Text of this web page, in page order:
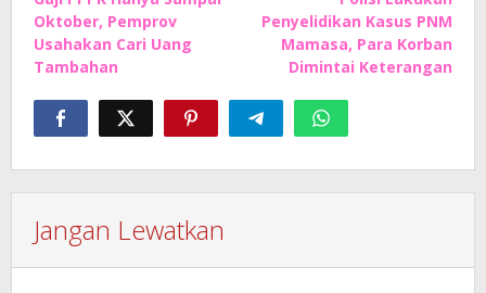
pos
Oktober, Pemprov
Usahakan Cari Uang
Tambahan
Penyelidikan Kasus PNM
Mamasa, Para Korban
Dimintai Keterangan
Jangan Lewatkan